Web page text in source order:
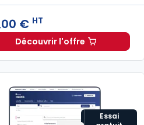
€ HT
Découvrir l'offreGenIA-L Entreprise
Essai